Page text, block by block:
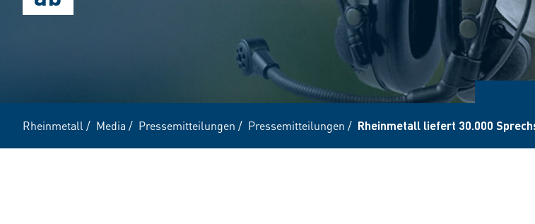
Rheinmetall / Media / Pressemitteilungen / Pressemitteilungen / Rheinmetall liefert 30.000